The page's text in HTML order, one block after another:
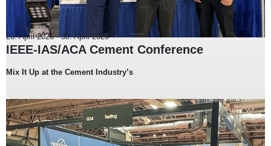
26. April 2026-30. April 2026
IEEE-IAS/ACA Cement Conference
Mix It Up at the Cement Industry’s